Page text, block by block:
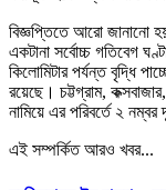
বিজ্ঞপ্তিতে আরো জানানো
একটানা সর্বোচ্চ গতিবেগ
কিলোমিটার পর্যন্ত বৃদ্ধি
রয়েছে। চট্টগ্রাম,
নামিয়ে এর পরিবর্তে ২ নম্বর
এই সম্পর্কিত আরও খবর...